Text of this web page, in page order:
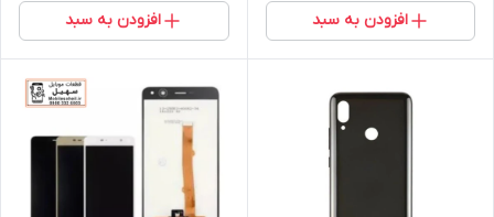
افزودن به سبد افزودن به سبد